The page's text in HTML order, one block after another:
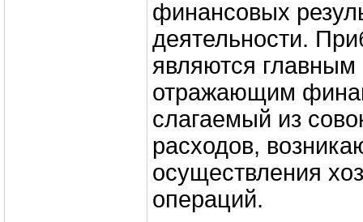
финансовых
деятельности.
являются главным
отражающим
слагаемый из
расходов,
осуществления
операций.